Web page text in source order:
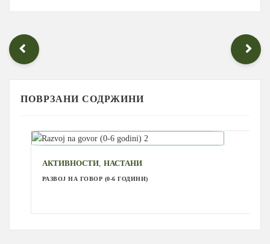
ПОВРЗАНИ СОДРЖИНИ
АКТИВНОСТИ,НАСТАНИ
РАЗВОЈ НА ГОВОР (0-6 ГОДИНИ)